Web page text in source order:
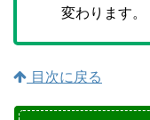
変わります。
目次に戻る